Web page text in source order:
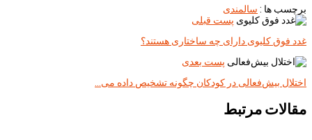
برچسب ها : سالمندی
پست قبلی
غدد فوق کلیوی دارای چه ساختاری هستند؟
پست بعدی
اختلال بیش‌فعالی در کودکان چگونه تشخیص داده می…
مقالات مرتبط